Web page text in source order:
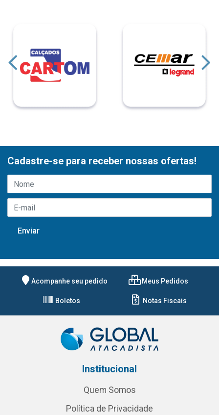
Cadastre-se para receber nossas ofertas!
Acompanhe seu pedido Meus Pedidos
Boletos Notas Fiscais
Institucional
Quem Somos
Política de Privacidade